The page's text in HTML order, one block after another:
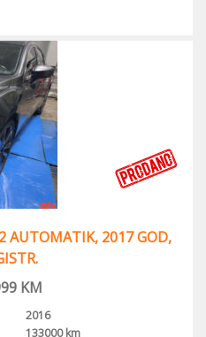
AUTOMATIK, 2017 GOD,
KM
2016
133000 km